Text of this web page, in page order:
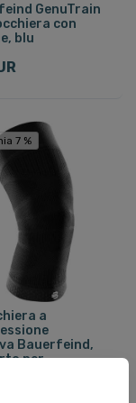
GenuTrain
con
blu
7 %
a
Bauerfeind,
per